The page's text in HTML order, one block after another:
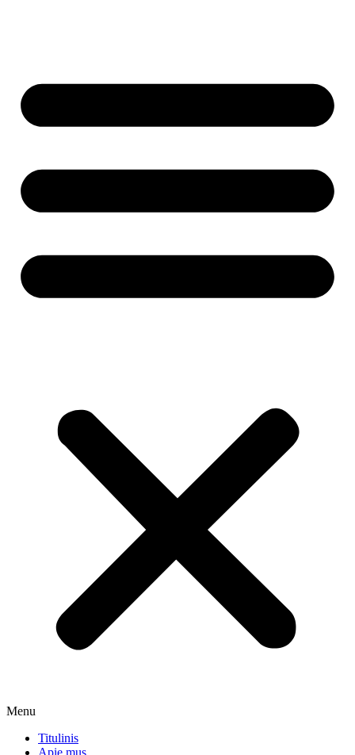
Menu
Titulinis
Apie mus